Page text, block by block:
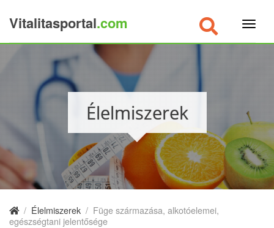
Vitalitasportal.com
Élelmiszerek
/ Élelmiszerek / Füge származása, alkotóelemei,
egészségtani jelentősége
×